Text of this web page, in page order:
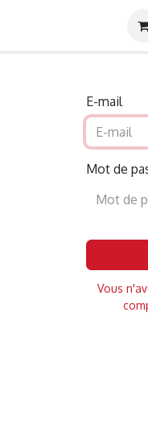
Contactez-
E-mail
Mot de
Vous